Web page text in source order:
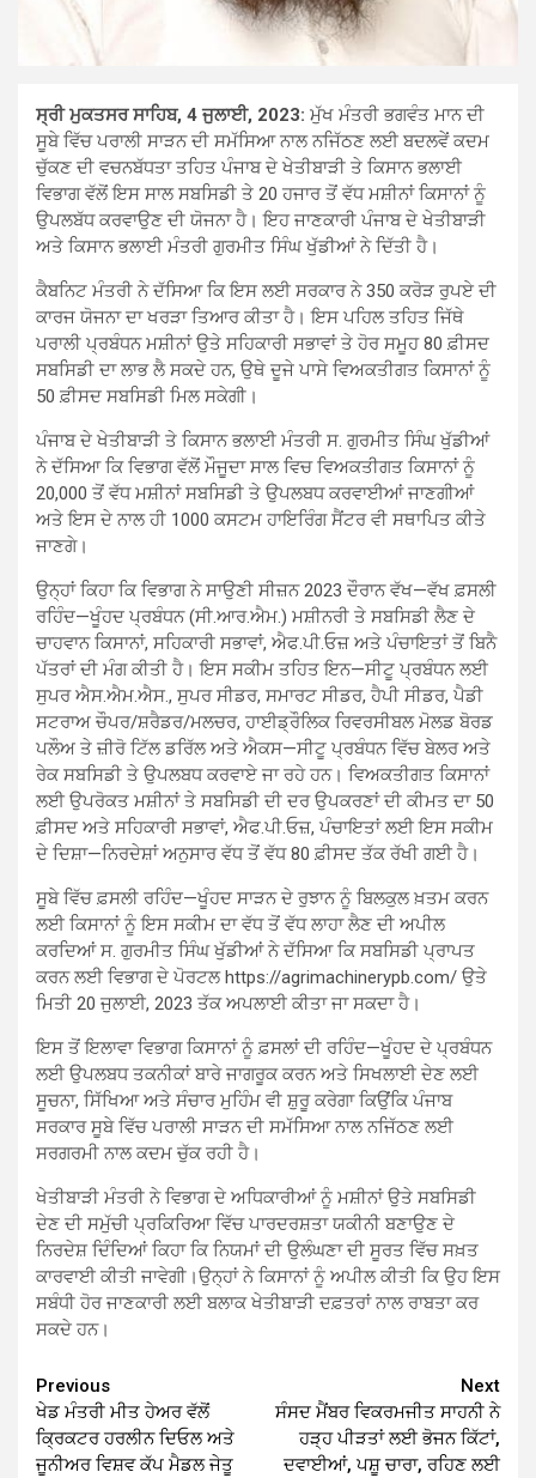
ਸ੍ਰੀ ਮੁਕਤਸਰ ਸਾਹਿਬ, 4 ਜੁਲਾਈ, 2023: ਮੁੱਖ ਮੰਤਰੀ ਭਗਵੰਤ ਮਾਨ ਦੀ
ਸੂਬੇ ਵਿੱਚ ਪਰਾਲੀ ਸਾੜਨ ਦੀ ਸਮੱਸਿਆ ਨਾਲ ਨਜਿੱਠਣ ਲਈ ਬਦਲਵੇਂ ਕਦਮ
ਚੁੱਕਣ ਦੀ ਵਚਨਬੱਧਤਾ ਤਹਿਤ ਪੰਜਾਬ ਦੇ ਖੇਤੀਬਾੜੀ ਤੇ ਕਿਸਾਨ ਭਲਾਈ
ਵਿਭਾਗ ਵੱਲੋਂ ਇਸ ਸਾਲ ਸਬਸਿਡੀ ਤੇ 20 ਹਜਾਰ ਤੋਂ ਵੱਧ ਮਸ਼ੀਨਾਂ ਕਿਸਾਨਾਂ ਨੂੰ
ਉਪਲਬੱਧ ਕਰਵਾਉਣ ਦੀ ਯੋਜਨਾ ਹੈ। ਇਹ ਜਾਣਕਾਰੀ ਪੰਜਾਬ ਦੇ ਖੇਤੀਬਾੜੀ
ਅਤੇ ਕਿਸਾਨ ਭਲਾਈ ਮੰਤਰੀ ਗੁਰਮੀਤ ਸਿੰਘ ਖੁੱਡੀਆਂ ਨੇ ਦਿੱਤੀ ਹੈ।
ਕੈਬਨਿਟ ਮੰਤਰੀ ਨੇ ਦੱਸਿਆ ਕਿ ਇਸ ਲਈ ਸਰਕਾਰ ਨੇ 350 ਕਰੋੜ ਰੁਪਏ ਦੀ
ਕਾਰਜ ਯੋਜਨਾ ਦਾ ਖਰੜਾ ਤਿਆਰ ਕੀਤਾ ਹੈ। ਇਸ ਪਹਿਲ ਤਹਿਤ ਜਿੱਥੇ
ਪਰਾਲੀ ਪ੍ਰਬੰਧਨ ਮਸ਼ੀਨਾਂ ਉਤੇ ਸਹਿਕਾਰੀ ਸਭਾਵਾਂ ਤੇ ਹੋਰ ਸਮੂਹ 80 ਫ਼ੀਸਦ
ਸਬਸਿਡੀ ਦਾ ਲਾਭ ਲੈ ਸਕਦੇ ਹਨ, ਉਥੇ ਦੂਜੇ ਪਾਸੇ ਵਿਅਕਤੀਗਤ ਕਿਸਾਨਾਂ ਨੂੰ
50 ਫ਼ੀਸਦ ਸਬਸਿਡੀ ਮਿਲ ਸਕੇਗੀ।
ਪੰਜਾਬ ਦੇ ਖੇਤੀਬਾੜੀ ਤੇ ਕਿਸਾਨ ਭਲਾਈ ਮੰਤਰੀ ਸ. ਗੁਰਮੀਤ ਸਿੰਘ ਖੁੱਡੀਆਂ
ਨੇ ਦੱਸਿਆ ਕਿ ਵਿਭਾਗ ਵੱਲੋਂ ਮੌਜੂਦਾ ਸਾਲ ਵਿਚ ਵਿਅਕਤੀਗਤ ਕਿਸਾਨਾਂ ਨੂੰ
20,000 ਤੋਂ ਵੱਧ ਮਸ਼ੀਨਾਂ ਸਬਸਿਡੀ ਤੇ ਉਪਲਬਧ ਕਰਵਾਈਆਂ ਜਾਣਗੀਆਂ
ਅਤੇ ਇਸ ਦੇ ਨਾਲ ਹੀ 1000 ਕਸਟਮ ਹਾਇਰਿੰਗ ਸੈਂਟਰ ਵੀ ਸਥਾਪਿਤ ਕੀਤੇ
ਜਾਣਗੇ।
ਉਨ੍ਹਾਂ ਕਿਹਾ ਕਿ ਵਿਭਾਗ ਨੇ ਸਾਉਣੀ ਸੀਜ਼ਨ 2023 ਦੌਰਾਨ ਵੱਖ—ਵੱਖ ਫ਼ਸਲੀ
ਰਹਿੰਦ—ਖੂੰਹਦ ਪ੍ਰਬੰਧਨ (ਸੀ.ਆਰ.ਐਮ.) ਮਸ਼ੀਨਰੀ ਤੇ ਸਬਸਿਡੀ ਲੈਣ ਦੇ
ਚਾਹਵਾਨ ਕਿਸਾਨਾਂ, ਸਹਿਕਾਰੀ ਸਭਾਵਾਂ, ਐਫ.ਪੀ.ਓਜ਼ ਅਤੇ ਪੰਚਾਇਤਾਂ ਤੋਂ ਬਿਨੈ
ਪੱਤਰਾਂ ਦੀ ਮੰਗ ਕੀਤੀ ਹੈ। ਇਸ ਸਕੀਮ ਤਹਿਤ ਇਨ—ਸੀਟੂ ਪ੍ਰਬੰਧਨ ਲਈ
ਸੁਪਰ ਐਸ.ਐਮ.ਐਸ., ਸੁਪਰ ਸੀਡਰ, ਸਮਾਰਟ ਸੀਡਰ, ਹੈਪੀ ਸੀਡਰ, ਪੈਡੀ
ਸਟਰਾਅ ਚੌਪਰ/ਸ਼ਰੈਡਰ/ਮਲਚਰ, ਹਾਈਡ੍ਰੌਲਿਕ ਰਿਵਰਸੀਬਲ ਮੋਲਡ ਬੋਰਡ
ਪਲੌਅ ਤੇ ਜ਼ੀਰੋ ਟਿੱਲ ਡਰਿੱਲ ਅਤੇ ਐਕਸ—ਸੀਟੂ ਪ੍ਰਬੰਧਨ ਵਿੱਚ ਬੇਲਰ ਅਤੇ
ਰੇਕ ਸਬਸਿਡੀ ਤੇ ਉਪਲਬਧ ਕਰਵਾਏ ਜਾ ਰਹੇ ਹਨ। ਵਿਅਕਤੀਗਤ ਕਿਸਾਨਾਂ
ਲਈ ਉਪਰੋਕਤ ਮਸ਼ੀਨਾਂ ਤੇ ਸਬਸਿਡੀ ਦੀ ਦਰ ਉਪਕਰਣਾਂ ਦੀ ਕੀਮਤ ਦਾ 50
ਫ਼ੀਸਦ ਅਤੇ ਸਹਿਕਾਰੀ ਸਭਾਵਾਂ, ਐਫ.ਪੀ.ਓਜ਼, ਪੰਚਾਇਤਾਂ ਲਈ ਇਸ ਸਕੀਮ
ਦੇ ਦਿਸ਼ਾ—ਨਿਰਦੇਸ਼ਾਂ ਅਨੁਸਾਰ ਵੱਧ ਤੋਂ ਵੱਧ 80 ਫ਼ੀਸਦ ਤੱਕ ਰੱਖੀ ਗਈ ਹੈ।
ਸੂਬੇ ਵਿੱਚ ਫ਼ਸਲੀ ਰਹਿੰਦ—ਖੂੰਹਦ ਸਾੜਨ ਦੇ ਰੁਝਾਨ ਨੂੰ ਬਿਲਕੁਲ ਖ਼ਤਮ ਕਰਨ
ਲਈ ਕਿਸਾਨਾਂ ਨੂੰ ਇਸ ਸਕੀਮ ਦਾ ਵੱਧ ਤੋਂ ਵੱਧ ਲਾਹਾ ਲੈਣ ਦੀ ਅਪੀਲ
ਕਰਦਿਆਂ ਸ. ਗੁਰਮੀਤ ਸਿੰਘ ਖੁੱਡੀਆਂ ਨੇ ਦੱਸਿਆ ਕਿ ਸਬਸਿਡੀ ਪ੍ਰਾਪਤ
ਕਰਨ ਲਈ ਵਿਭਾਗ ਦੇ ਪੋਰਟਲ https://agrimachinerypb.com/ ਉਤੇ
ਮਿਤੀ 20 ਜੁਲਾਈ, 2023 ਤੱਕ ਅਪਲਾਈ ਕੀਤਾ ਜਾ ਸਕਦਾ ਹੈ।
ਇਸ ਤੋਂ ਇਲਾਵਾ ਵਿਭਾਗ ਕਿਸਾਨਾਂ ਨੂੰ ਫ਼ਸਲਾਂ ਦੀ ਰਹਿੰਦ—ਖੂੰਹਦ ਦੇ ਪ੍ਰਬੰਧਨ
ਲਈ ਉਪਲਬਧ ਤਕਨੀਕਾਂ ਬਾਰੇ ਜਾਗਰੂਕ ਕਰਨ ਅਤੇ ਸਿਖਲਾਈ ਦੇਣ ਲਈ
ਸੂਚਨਾ, ਸਿੱਖਿਆ ਅਤੇ ਸੰਚਾਰ ਮੁਹਿੰਮ ਵੀ ਸ਼ੁਰੂ ਕਰੇਗਾ ਕਿਉਂਕਿ ਪੰਜਾਬ
ਸਰਕਾਰ ਸੂਬੇ ਵਿੱਚ ਪਰਾਲੀ ਸਾੜਨ ਦੀ ਸਮੱਸਿਆ ਨਾਲ ਨਜਿੱਠਣ ਲਈ
ਸਰਗਰਮੀ ਨਾਲ ਕਦਮ ਚੁੱਕ ਰਹੀ ਹੈ।
ਖੇਤੀਬਾੜੀ ਮੰਤਰੀ ਨੇ ਵਿਭਾਗ ਦੇ ਅਧਿਕਾਰੀਆਂ ਨੂੰ ਮਸ਼ੀਨਾਂ ਉਤੇ ਸਬਸਿਡੀ
ਦੇਣ ਦੀ ਸਮੁੱਚੀ ਪ੍ਰਕਿਰਿਆ ਵਿੱਚ ਪਾਰਦਰਸ਼ਤਾ ਯਕੀਨੀ ਬਣਾਉਣ ਦੇ
ਨਿਰਦੇਸ਼ ਦਿੰਦਿਆਂ ਕਿਹਾ ਕਿ ਨਿਯਮਾਂ ਦੀ ਉਲੰਘਣਾ ਦੀ ਸੂਰਤ ਵਿੱਚ ਸਖ਼ਤ
ਕਾਰਵਾਈ ਕੀਤੀ ਜਾਵੇਗੀ।ਉਨ੍ਹਾਂ ਨੇ ਕਿਸਾਨਾਂ ਨੂੰ ਅਪੀਲ ਕੀਤੀ ਕਿ ਉਹ ਇਸ
ਸਬੰਧੀ ਹੋਰ ਜਾਣਕਾਰੀ ਲਈ ਬਲਾਕ ਖੇਤੀਬਾੜੀ ਦਫ਼ਤਰਾਂ ਨਾਲ ਰਾਬਤਾ ਕਰ
ਸਕਦੇ ਹਨ।
Continue
Reading
Previous
ਖੇਡ ਮੰਤਰੀ ਮੀਤ ਹੇਅਰ ਵੱਲੋਂ
ਕ੍ਰਿਕਟਰ ਹਰਲੀਨ ਦਿਓਲ ਅਤੇ
ਜੂਨੀਅਰ ਵਿਸ਼ਵ ਕੱਪ ਮੈਡਲ ਜੇਤੂ
Next
ਸੰਸਦ ਮੈਂਬਰ ਵਿਕਰਮਜੀਤ ਸਾਹਨੀ ਨੇ
ਹੜ੍ਹ ਪੀੜਤਾਂ ਲਈ ਭੋਜਨ ਕਿੱਟਾਂ,
ਦਵਾਈਆਂ, ਪਸ਼ੂ ਚਾਰਾ, ਰਹਿਣ ਲਈ